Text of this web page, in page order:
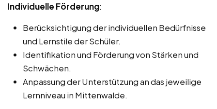
Individuelle Förderung:
Berücksichtigung der individuellen Bedürfnisse
und Lernstile der Schüler.
Identifikation und Förderung von Stärken und
Schwächen.
Anpassung der Unterstützung an das jeweilige
Lernniveau in Mittenwalde.